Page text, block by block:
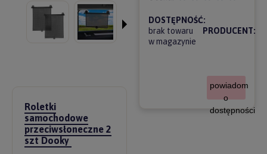
Roletki
samochodowe
przeciwsłoneczne 2
szt Dooky
DOSTĘPNOŚĆ:
brak towaru
w magazynie
PRODUCENT:
powiadom
o
dostępności